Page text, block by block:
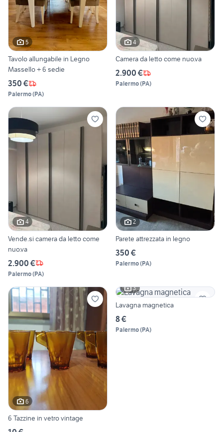
5
Tavolo allungabile in Legno
Massello + 6 sedie
350 €
Palermo(PA)
4
Camera da letto come nuo.va
2.900 €
Palermo(PA)
4
Vende.si camera da letto come
nuo.va
2.900 €
Palermo(PA)
2
Parete attrezzata in legno
350 €
Palermo(PA)
6
6 Tazzine in vetro vintage
3
Lavagna magnetica
8 €
Palermo(PA)